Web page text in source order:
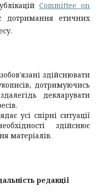
Committee on
дотримання етичних
здійснювати
дотримуючись
декларувати
усі спірні ситуації
здійснює
матеріалів.
редакції